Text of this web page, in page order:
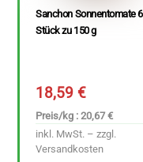
Sanchon Sonnentomate 6
Stück zu 150 g
18,59€
Preis/kg : 20,67 €
inkl. MwSt. – zzgl.
Versandkosten